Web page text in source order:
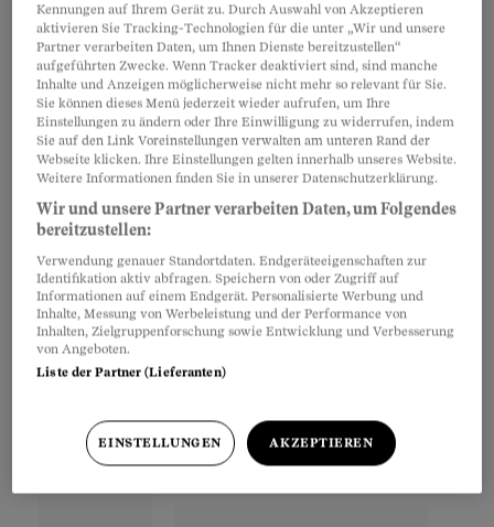
Kommt es im Mietshaus zum Streit, wird
schnell die Verwaltung kontaktiert, eine
Kündigung ausgesprochen, oder es wird gar der
Richter bemüht. «Dabei wäre zuerst eine
professionelle und neutrale Vermittlung fällig»,
meint Arnold Kausch, Experte für
Konfliktlösungen bei der Fachstelle Mediation
Basel und Liestal. So liesse sich manche
Eskalation vermeiden, für die es eigentlich gar
keinen Grund gibt.
Partnerinhalte
Kennungen auf Ihrem Gerät zu. Durch Auswahl von Akzeptieren
aktivieren Sie Tracking-Technologien für die unter „Wir und unsere
Partner verarbeiten Daten, um Ihnen Dienste bereitzustellen“
aufgeführten Zwecke. Wenn Tracker deaktiviert sind, sind manche
Inhalte und Anzeigen möglicherweise nicht mehr so relevant für Sie.
Sie können dieses Menü jederzeit wieder aufrufen, um Ihre
Einstellungen zu ändern oder Ihre Einwilligung zu widerrufen, indem
Sie auf den Link Voreinstellungen verwalten am unteren Rand der
Webseite klicken. Ihre Einstellungen gelten innerhalb unseres Website.
Weitere Informationen finden Sie in unserer Datenschutzerklärung.
Wir und unsere Partner verarbeiten Daten, um Folgendes
bereitzustellen:
Verwendung genauer Standortdaten. Endgeräteeigenschaften zur
Identifikation aktiv abfragen. Speichern von oder Zugriff auf
Informationen auf einem Endgerät. Personalisierte Werbung und
Inhalte, Messung von Werbeleistung und der Performance von
Inhalten, Zielgruppenforschung sowie Entwicklung und Verbesserung
von Angeboten.
Liste der Partner (Lieferanten)
EINSTELLUNGEN AKZEPTIEREN